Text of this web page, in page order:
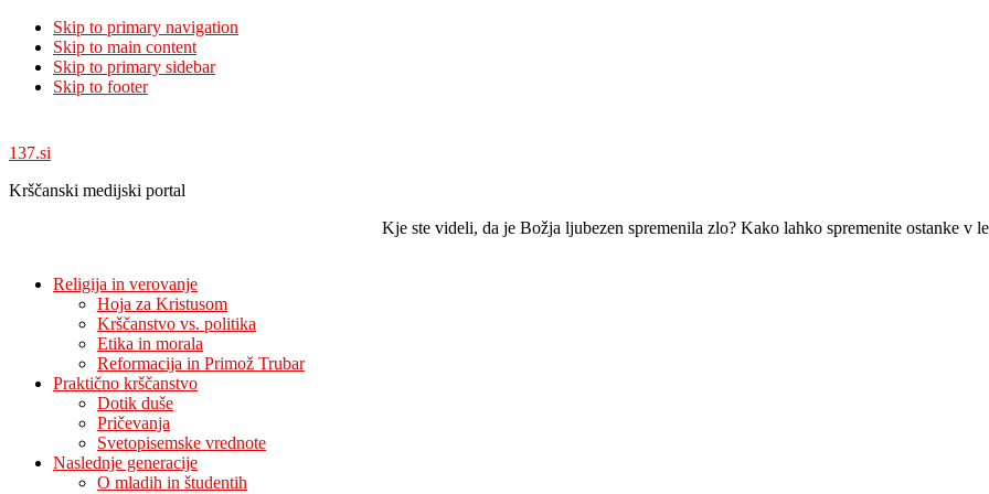
Skip to primary navigation
Skip to main content
Skip to primary sidebar
Skip to footer
137.si
Krščanski medijski portal
Kje ste videli, da je Božja ljubezen spremenila zlo? Kako lahko spremenite ostanke v
Religija in verovanje
Hoja za Kristusom
Krščanstvo vs. politika
Etika in morala
Reformacija in Primož Trubar
Praktično krščanstvo
Dotik duše
Pričevanja
Svetopisemske vrednote
Naslednje generacije
O mladih in študentih